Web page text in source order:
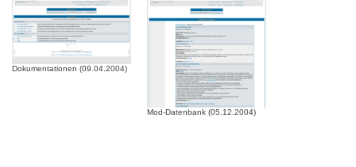
Dokumentationen (09.04.2004)
Mod-Datenbank (05.12.2004)